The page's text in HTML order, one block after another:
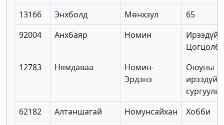
13166
Энхболд Мөнхзул
65
92004
Анхбаяр Номин
Ирээдүй
12783
Нямдаваа
Номин-
Эрдэнэ
Оюуны
ирээдүй
сургууль
62182
Алтаншагай Номунсайхан
Хобби